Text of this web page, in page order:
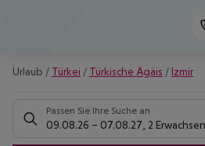
Urlaub / Türkei / Türkische Ägäis / Izmir
Passen Sie Ihre Suche an
09.08.26 – 07.08.27 2